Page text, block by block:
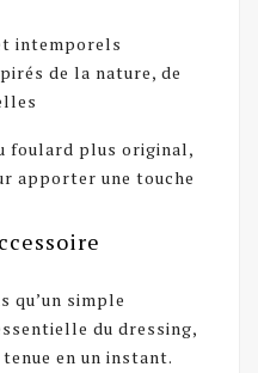
intemporels
de la nature, de
foulard plus original,
apporter une touche
qu’un simple
du dressing,
en un instant.